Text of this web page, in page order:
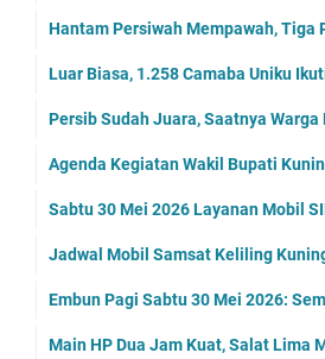
Hantam Persiwah Mempawah, Tiga
Luar Biasa, 1.258 Camaba Uniku
Persib Sudah Juara, Saatnya Warga
Agenda Kegiatan Wakil Bupati
Sabtu 30 Mei 2026 Layanan Mobil
Jadwal Mobil Samsat Keliling
Embun Pagi Sabtu 30 Mei 2026:
Main HP Dua Jam Kuat, Salat Lima